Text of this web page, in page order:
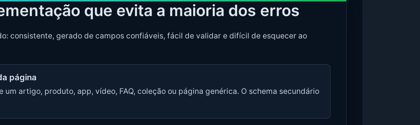
que evita a maioria dos erros
consistente, gerado de campos confiáveis, fácil de validar e difícil de esquecer ao
página
artigo, produto, app, vídeo, FAQ, coleção ou página genérica. O schema secundário